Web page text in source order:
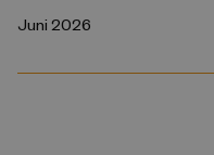
Juni 2026